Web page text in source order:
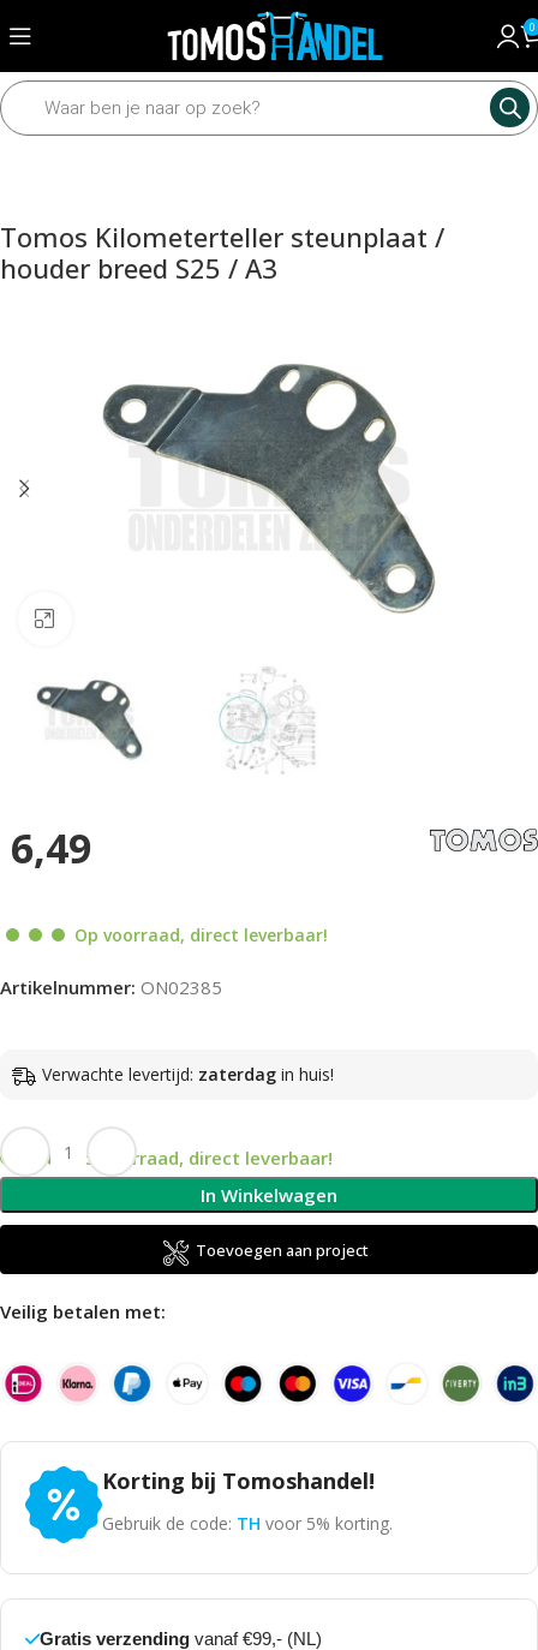
0
Home Framedelen Voorvork Voorvork toebehoren
Tomos Kilometerteller steunplaat /
houder breed S25 / A3
6,49
Op voorraad, direct leverbaar!
Artikelnummer: ON02385
Verwachte levertijd: zaterdag in huis!
Op voorraad, direct leverbaar!
In Winkelwagen
Toevoegen aan project
Veilig betalen met:
Korting bij Tomoshandel!
Gebruik de code: TH voor 5% korting.
Gratis verzending vanaf €99,- (NL)